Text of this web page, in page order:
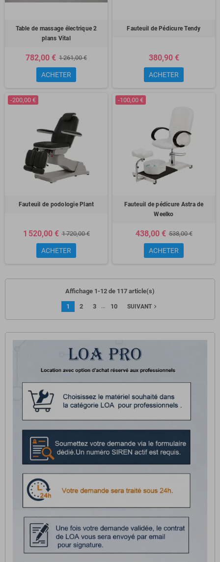
Table de massage électrique 2
plans Vital
782,00 € 1 261,00 €
ACHETER
Fauteuil de Pédicure Tendy
380,90 €
ACHETER
-200,00 €
Fauteuil de podologie Plant
1 520,00 € 1 720,00 €
ACHETER
-100,00 €
Fauteuil de pédicure Astra de
Weelko
438,00 € 538,00 €
ACHETER
Affichage 1-12 de 117 article(s)
1 2 3 … 10 SUIVANT navigate_next